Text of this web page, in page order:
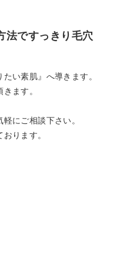
法ですっきり毛穴
い素肌』へ導きます。
ます。
にご相談下さい。
ります。